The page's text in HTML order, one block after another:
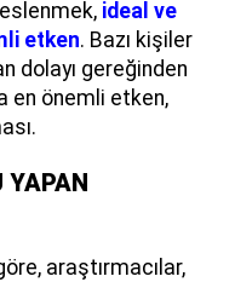
ideal ve
etken. Bazı kişiler
dolayı gereğinden
en önemli etken,
YAPAN
araştırmacılar,